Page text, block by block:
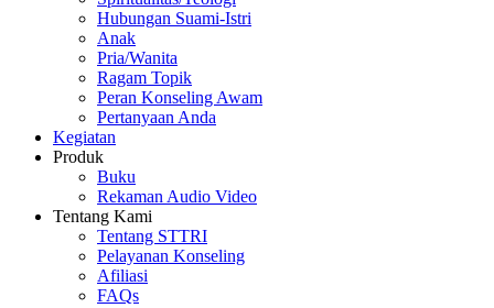
Hubungan Suami-Istri
Anak
Pria/Wanita
Ragam Topik
Peran Konseling Awam
Pertanyaan Anda
Kegiatan
Produk
Buku
Rekaman Audio Video
Tentang Kami
Tentang STTRI
Pelayanan Konseling
Afiliasi
FAQs